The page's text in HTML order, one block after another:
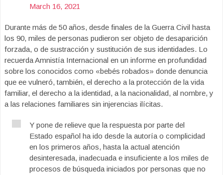
March 16, 2021
Durante más de 50 años, desde finales de la Guerra Civil hasta
los 90, miles de personas pudieron ser objeto de desaparición
forzada, o de sustracción y sustitución de sus identidades. Lo
recuerda Amnistía Internacional en un informe en profundidad
sobre los conocidos como «bebés robados» donde denuncia
que ee vulneró, también, el derecho a la protección de la vida
familiar, el derecho a la identidad, a la nacionalidad, al nombre, y
a las relaciones familiares sin injerencias ilícitas.
Y pone de relieve que la respuesta por parte del
Estado español ha ido desde la autoría o complicidad
en los primeros años, hasta la actual atención
desinteresada, inadecuada e insuficiente a los miles de
procesos de búsqueda iniciados por personas que no